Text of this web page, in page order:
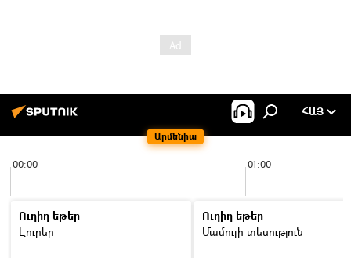
Արմենիա
ՀԱՅ
00:00 01:00
Ուղիղ եթեր
Լուրեր
Ուղիղ եթեր
Մամուլի տեսություն